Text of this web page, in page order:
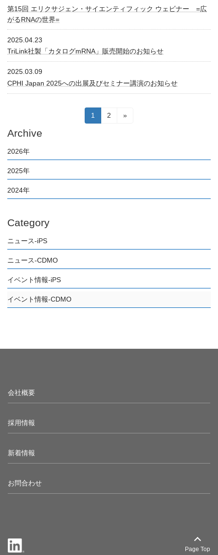
第15回 エリクサジェン・サイエンティフィック ウェビナー =広
がるRNAの世界=
2025.04.23
TriLink社製「カタログmRNA」販売開始のお知らせ
2025.03.09
CPHI Japan 2025への出展及びセミナー講演のお知らせ
の
ペ
ー
送
固
定
1
固
2 »
Archive
2026年
2025年
2024年
Category
ニュース-iPS
ニュース-CDMO
イベント情報-iPS
イベント情報-CDMO
会社概要
採用情報
新着情報
お問合わせ
Page Top